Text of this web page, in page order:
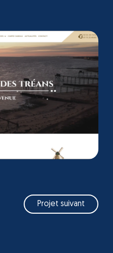
Projet suivant